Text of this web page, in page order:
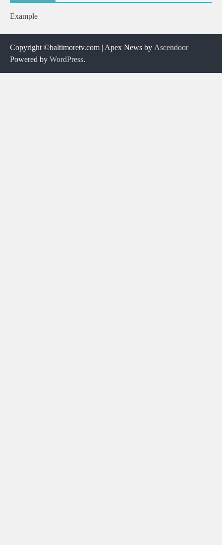
Example
Copyright ©baltimoretv.com | Apex News by Ascendoor|
Powered by WordPress.